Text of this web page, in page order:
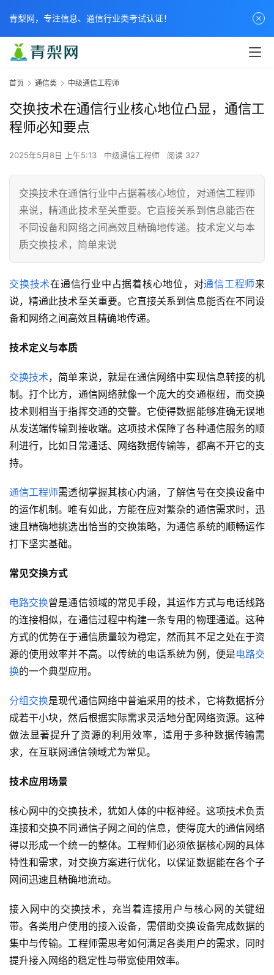
首页 通信类 中级通信工程师
交换技术在通信行业核心地位凸显，通信工
程师必知要点
2025年5月8日 上午5:13 中级通信工程师 阅读 327
交换技术在通信行业中占据着核心地位，对通信工程师
来说，精通此技术至关重要。它直接关系到信息能否在
不同设备和网络之间高效且精确地传递。技术定义与本
质交换技术，简单来说
交换技术在通信行业中占据着核心地位，对通信工程师来
说，精通此技术至关重要。它直接关系到信息能否在不同设
备和网络之间高效且精确地传递。
技术定义与本质
交换技术，简单来说，就是在通信网络中实现信息转接的机
制。打个比方，通信网络就像一个庞大的交通枢纽，而交换
技术则相当于指挥交通的交警。它使得数据能够准确无误地
从发送端传输到接收端。这项技术保障了各种通信服务的顺
利进行，比如日常通话、网络数据传输等，都离不开它的支
持。
通信工程师需透彻掌握其核心内涵，了解信号在交换设备中
的运作机制。唯有如此，方能在应对繁杂的通信需求时，迅
速且精确地挑选出恰当的交换策略，为通信系统的顺畅运作
打下坚实基础。
常见交换方式
电路交换曾是通信领域的常见手段，其运作方式与电话线路
的连接相似，在通信过程中构建一条专用的物理通道。这种
方式的优势在于通信质量较为稳定，然而其不足之处在于资
源的使用效率并不高。以传统的电话系统为例，便是电路交
换的一个典型应用。
分组交换是现代通信网络中普遍采用的技术，它将数据拆分
成若干小块，然后根据实际需求灵活地分配网络资源。这种
做法显著提升了资源的利用效率，适用于多种数据传输需
求，在互联网通信领域尤为常见。
技术应用场景
核心网中的交换技术，犹如人体的中枢神经。这项技术负责
连接和交换不同通信子网之间的信息，使得庞大的通信网络
得以形成一个统一的整体。工程师们必须依据核心网的具体
特性和需求，对交换方案进行优化，以保证数据能在各个子
网间迅速且精确地流动。
接入网中的交换技术，充当着连接用户与核心网的关键纽
带。各类用户使用的接入设备，需借助交换设备完成数据的
集中与传输。工程师需思考如何满足各类用户的需求，同时
提升接入网络的稳定性与带宽使用效率。
青梨网，专注信息、通信行业类考试认证！